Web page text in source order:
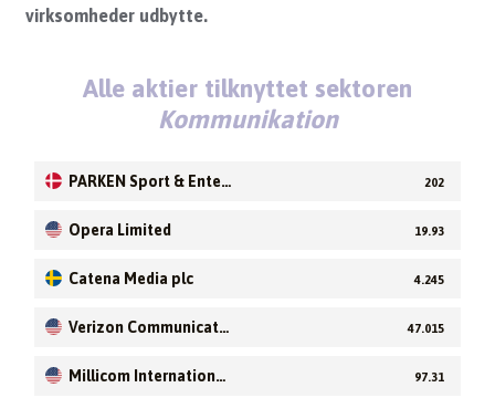
virksomheder udbytte.
Alle aktier tilknyttet sektoren
Kommunikation
PARKEN Sport & Enter
202
Opera Limited 19.93
Catena Media plc 4.245
Verizon Communicati
47.015
Millicom International
97.31